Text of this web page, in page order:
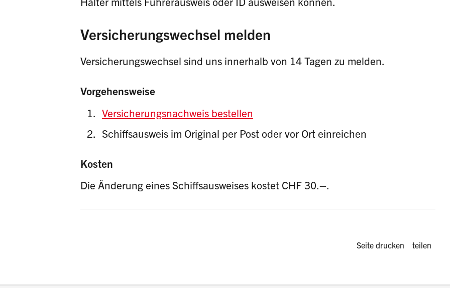
Versicherungswechsel melden
Versicherungswechsel sind uns innerhalb von 14 Tagen zu melden.
Vorgehensweise
Versicherungsnachweis bestellen
Schiffsausweis im Original per Post oder vor Ort einreichen
Kosten
Die Änderung eines Schiffsausweises kostet CHF 30.–.
Diese Seite
Seite drucken teilen